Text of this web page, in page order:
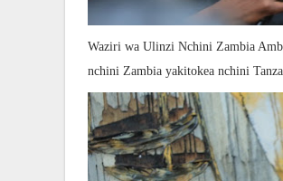
Waziri wa Ulinzi Nchini Zambia
nchini Zambia yakitokea nchini